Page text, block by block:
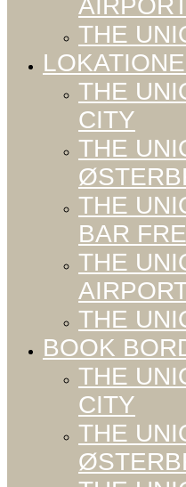
THE
THE
CITY
THE
THE
BAR
THE
THE
BOOK
THE
CITY
THE